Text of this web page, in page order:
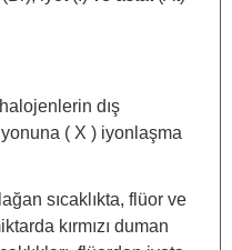
dış
( X ) iyonlaşma
sıcaklıkta, flüor ve
kırmızı duman